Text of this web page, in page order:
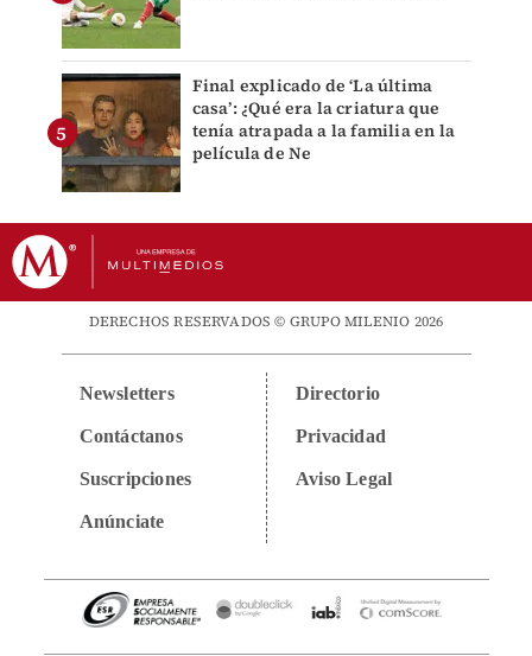
Final explicado de ‘La última
casa’: ¿Qué era la criatura que
tenía atrapada a la familia en la
película de Ne
DERECHOS RESERVADOS © GRUPO MILENIO 2026
Newsletters
Contáctanos
Suscripciones
Anúnciate
Directorio
Privacidad
Aviso Legal